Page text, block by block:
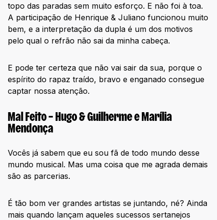
topo das paradas sem muito esforço. E não foi à toa.
A participação de Henrique & Juliano funcionou muito
bem, e a interpretação da dupla é um dos motivos
pelo qual o refrão não sai da minha cabeça.
E pode ter certeza que não vai sair da sua, porque o
espírito do rapaz traído, bravo e enganado consegue
captar nossa atenção.
Mal Feito – Hugo & Guilherme e Marília
Mendonça
Vocês já sabem que eu sou fã de todo mundo desse
mundo musical. Mas uma coisa que me agrada demais
são as parcerias.
É tão bom ver grandes artistas se juntando, né? Ainda
mais quando lançam aqueles sucessos sertanejos